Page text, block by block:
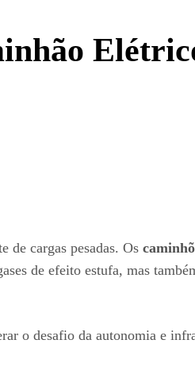
de cargas pesadas. Os
de efeito estufa, mas
o desafio da autonomia e